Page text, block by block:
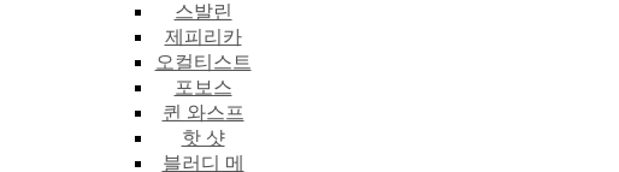
스발린
제피리카
오컬티스트
포보스
퀸 와스프
핫 샷
블러디 메